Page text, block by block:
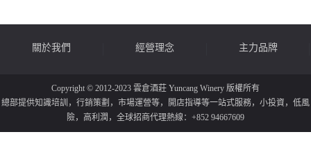
關於我們 經營理念 主力品牌
Copyright © 2012-2023 雲倉酒莊 Yuncang Winery 版權所有
總部提供知識培訓，行銷策劃，市場運營等，開店指導等一站式服務，小投資，低風
險，高利潤，全球招商代理熱線：+852 94667609